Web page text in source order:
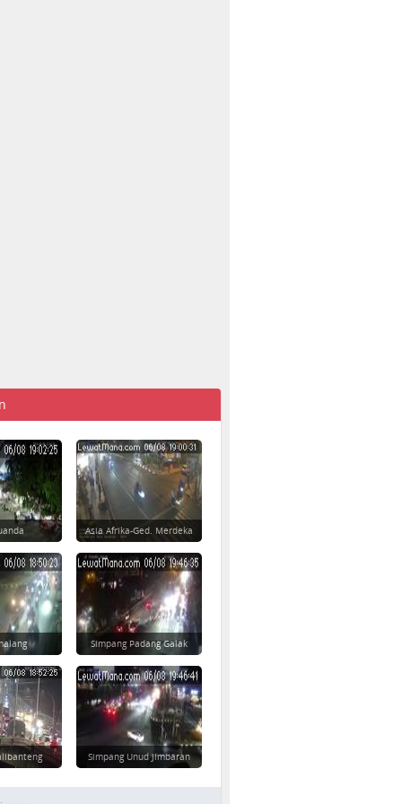
Asia Afrika-Ged. Merdeka
Simpang Padang Galak
Simpang Unud Jimbaran